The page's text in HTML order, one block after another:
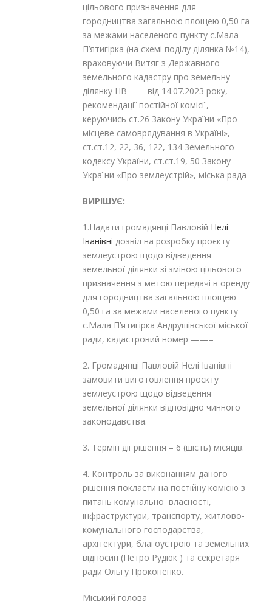
цільового призначення для
городництва загальною площею 0,50 га
за межами населеного пункту с.Мала
П’ятигірка (на схемі поділу ділянка №14),
враховуючи Витяг з Державного
земельного кадастру про земельну
ділянку НВ—— від 14.07.2023 року,
рекомендації постійної комісії,
керуючись ст.26 Закону України «Про
місцеве самоврядування в Україні»,
ст.ст.12, 22, 36, 122, 134 Земельного
кодексу України, ст.ст.19, 50 Закону
України «Про землеустрій», міська рада
ВИРІШУЄ:
1.Надати громадянці Павловій Нелі
Іванівні дозвіл на розробку проєкту
землеустрою щодо відведення
земельної ділянки зі зміною цільового
призначення з метою передачі в оренду
для городництва загальною площею
0,50 га за межами населеного пункту
с.Мала П’ятигірка Андрушівської міської
ради, кадастровий номер ——–
2. Громадянці Павловій Нелі Іванівні
замовити виготовлення проєкту
землеустрою щодо відведення
земельної ділянки відповідно чинного
законодавства.
3. Термін дії рішення – 6 (шість) місяців.
4. Контроль за виконанням даного
рішення покласти на постійну комісію з
питань комунальної власності,
інфраструктури, транспорту, житлово-
комунального господарства,
архітектури, благоустрою та земельних
відносин (Петро Рудюк ) та секретаря
ради Ольгу Прокопенко.
Міський голова